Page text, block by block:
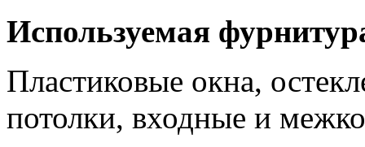
Используемая
Пластиковые окна,
потолки, входные и